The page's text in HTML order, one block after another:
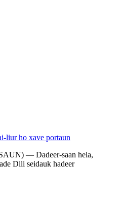
liur ho xave portaun
— Dadeer-saan hela,
Dili seidauk hadeer